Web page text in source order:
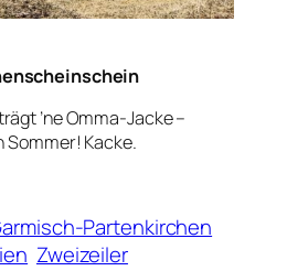
’ne Omma-Jacke –
Sommer! Kacke.
Partenkirchen
Zweizeiler